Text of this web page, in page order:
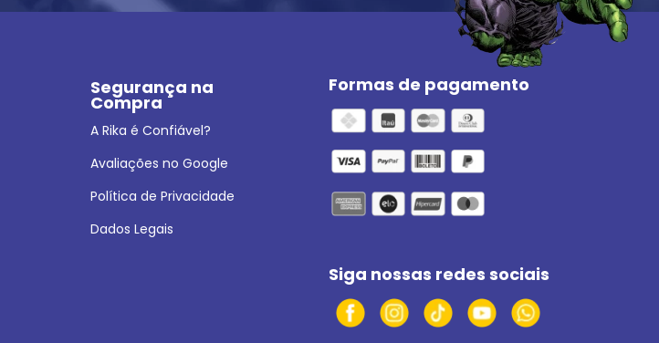
Segurança na
Compra
A Rika é Confiável?
Avaliações no Google
Política de Privacidade
Dados Legais
Formas de pagamento
Siga nossas redes sociais